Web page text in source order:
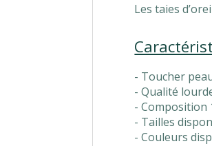
Les taies
- Toucher
- Qualité
- Composition
- Tailles
- Couleurs